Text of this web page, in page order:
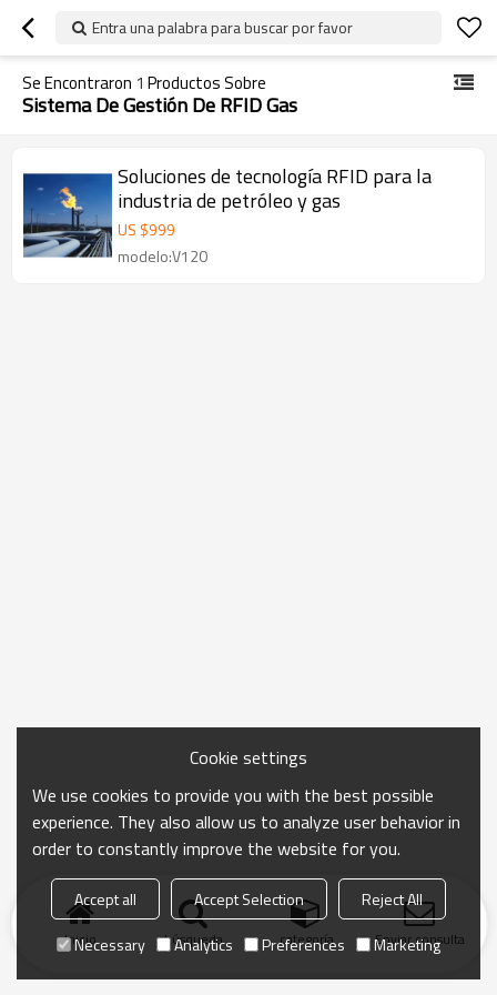
Entra una palabra para buscar por favor
Se Encontraron 1 Productos Sobre
Sistema De Gestión De RFID Gas
Soluciones de tecnología RFID para la
industria de petróleo y gas
US $999
modelo:V120
Inicio búsqueda categoría Enviar consulta
Cookie settings
We use cookies to provide you with the best possible
experience. They also allow us to analyze user behavior in
order to constantly improve the website for you.
Accept all Accept Selection
Reject All
Necessary
Analytics Preferences Marketing